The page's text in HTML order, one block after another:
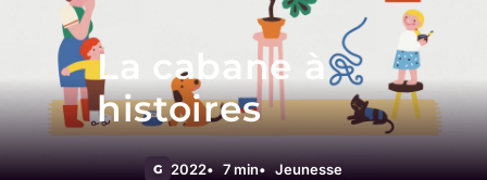
La cabane à
histoires
G 2022 7 min Jeunesse